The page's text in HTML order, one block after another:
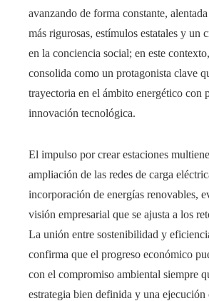
avanzando de forma constante,
más rigurosas, estímulos estatales y un
en la conciencia social; en este
consolida como un protagonista clave
trayectoria en el ámbito energético con
innovación tecnológica.
El impulso por crear estaciones
ampliación de las redes de carga
incorporación de energías renovables,
visión empresarial que se ajusta a los
La unión entre sostenibilidad y
confirma que el progreso económico
con el compromiso ambiental siempre
estrategia bien definida y una ejecución